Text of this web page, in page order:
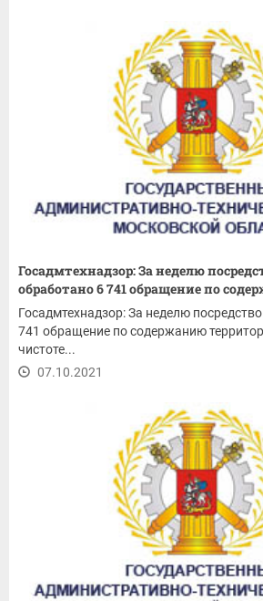
Госадмтехнадзор: За неделю
обработано 6 741 обращение по
Госадмтехнадзор: За неделю
741 обращение по содержанию
чистоте...
07.10.2021